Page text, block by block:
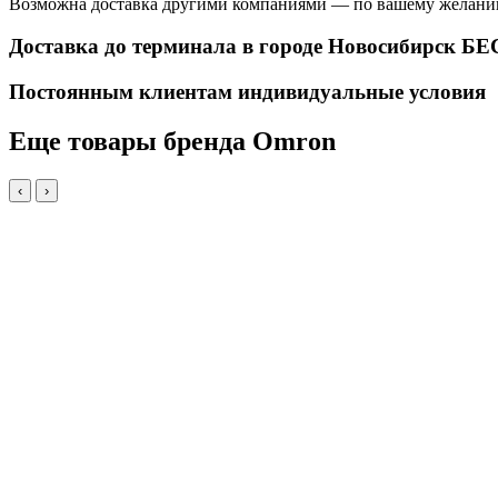
Доставка до терминала в городе Новосибирск
Постоянным клиентам индивидуальные условия
Еще товары бренда Omron
‹ ›